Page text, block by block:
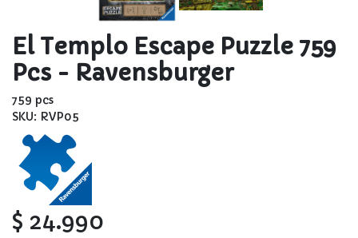
El Templo Escape Puzzle 759
Pcs - Ravensburger
759 pcs
SKU: RVP05
$ 24.990